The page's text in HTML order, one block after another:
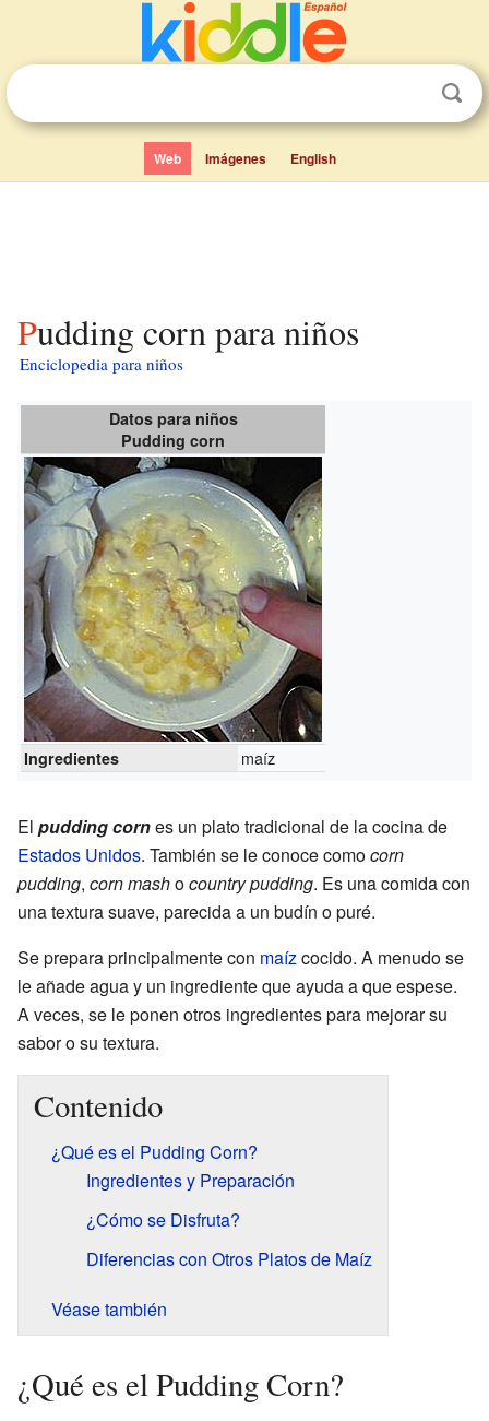
Web Imágenes English
Pudding corn para niños
Enciclopedia para niños
Datos para niños
Pudding corn
Ingredientes maíz
El pudding cornes un plato tradicional de la cocina de
Estados Unidos. También se le conoce comocorn
pudding, corn mashocountry pudding. Es una comida con
una textura suave, parecida a un budín o puré.
Se prepara principalmente con maízcocido. A menudo se
le añade agua y un ingrediente que ayuda a que espese.
A veces, se le ponen otros ingredientes para mejorar su
sabor o su textura.
Contenido
¿Qué es el Pudding Corn?
Ingredientes y Preparación
¿Cómo se Disfruta?
Diferencias con Otros Platos de Maíz
Véase también
¿Qué es el Pudding Corn?